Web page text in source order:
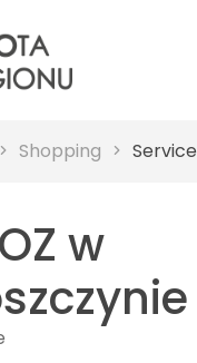
Shopping Service
w